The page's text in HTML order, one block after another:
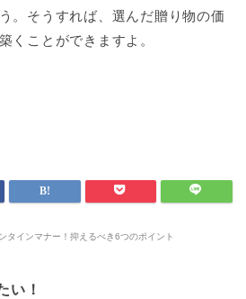
。そうすれば、選んだ贈り物の価
くことができますよ。
タインマナー！抑えるべき6つのポイント
い！